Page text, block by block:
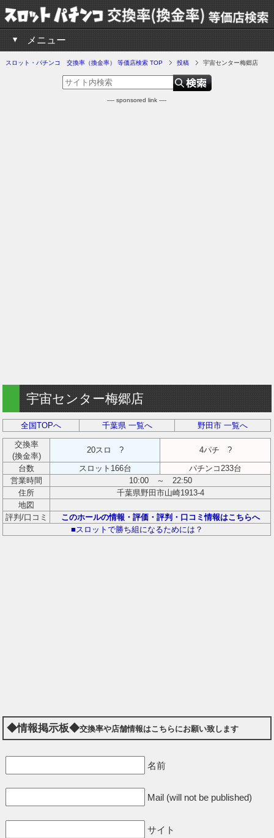
メニュー
スロット・パチンコ 交換率（換金率） 等価店検索 TOP 投稿 宇宙センター梅郷店
---- sponsored link ----
宇宙センター梅郷店
全国TOPへ 千葉県 一覧へ 野田市 一覧へ
交換率
(換金率)
20スロ ?
4パチ ?
台数
スロット166台
パチンコ233台
営業時間
10:00 ～ 22:50
住所
千葉県野田市山崎1913-4
地図
評判/口コミ
このホールの情報・評価・評判・口コミ情報はこちらへ
■スロットで勝ち組になるためには？
◆情報掲示板◆交換率や店舗情報はこちらにお願い致します
名前
Mail (will not be published)
サイト